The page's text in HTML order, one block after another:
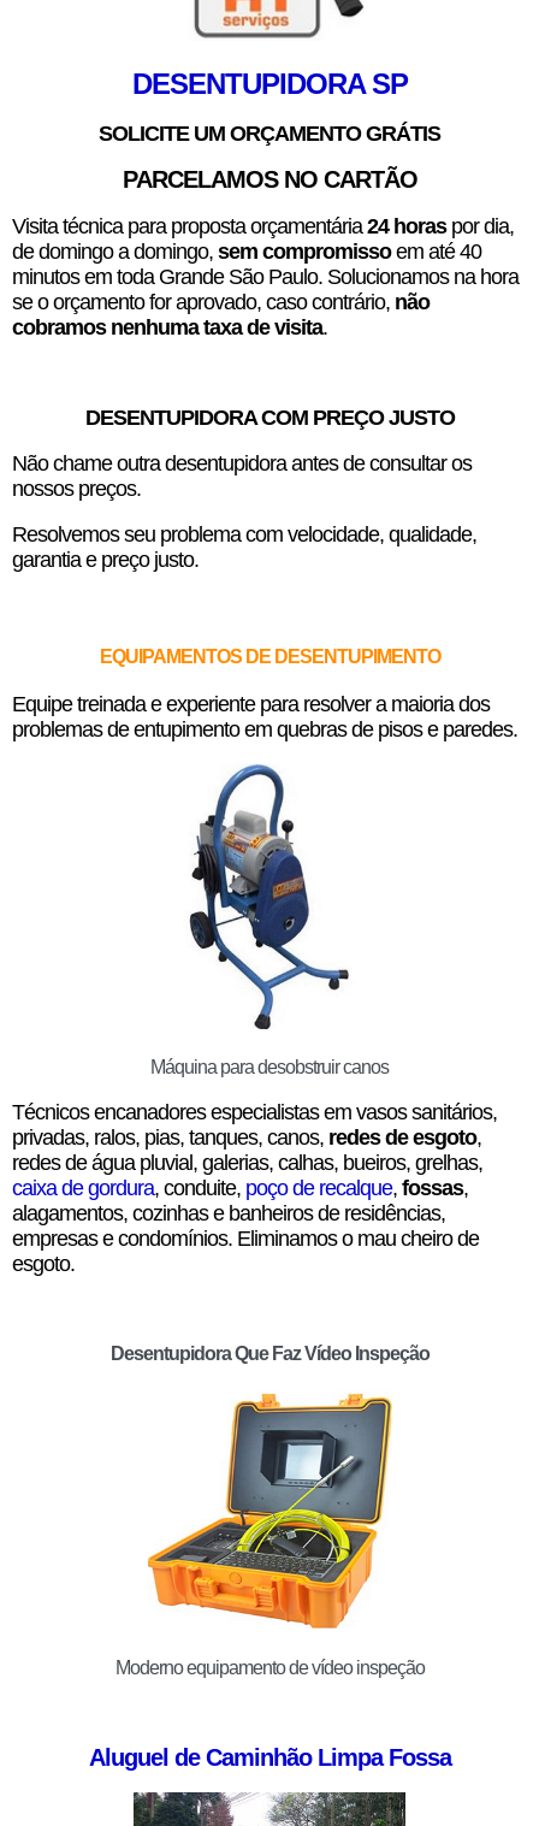
DESENTUPIDORA SP
SOLICITE UM ORÇAMENTO GRÁTIS
PARCELAMOS NO CARTÃO
Visita técnica para proposta orçamentária24 horaspor dia,
de domingo a domingo, sem compromissoem até 40
minutos em toda Grande São Paulo. Solucionamos na hora
se o orçamento for aprovado, caso contrário, não
cobramos nenhuma taxa de visita.
DESENTUPIDORA COM PREÇO JUSTO
Não chame outra desentupidora antes de consultar os
nossos preços.
Resolvemos seu problema com velocidade, qualidade,
garantia e preço justo.
EQUIPAMENTOS DE DESENTUPIMENTO
Equipe treinada e experiente para resolver a maioria dos
problemas de entupimento em quebras de pisos e paredes.
Máquina para desobstruir canos
Técnicos encanadores especialistas em vasos sanitários,
privadas, ralos, pias, tanques, canos, redes de esgoto,
redes de água pluvial, galerias, calhas, bueiros, grelhas,
caixa de gordura, conduite, poço de recalque, fossas,
alagamentos, cozinhas e banheiros de residências,
empresas e condomínios. Eliminamos o mau cheiro de
esgoto.
Desentupidora Que Faz Vídeo Inspeção
Moderno equipamento de vídeo inspeção
Aluguel de Caminhão Limpa Fossa